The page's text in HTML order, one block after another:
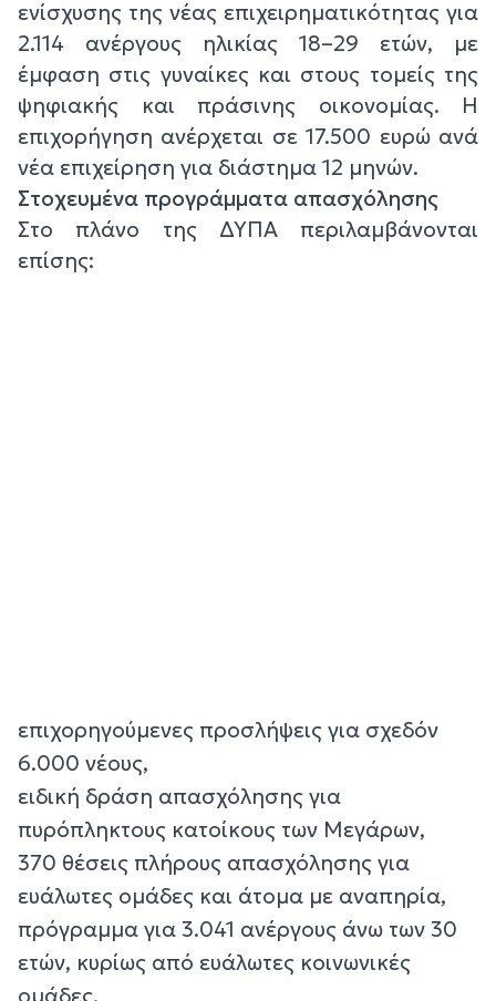
ενίσχυσης της νέας επιχειρηματικότητας για
2.114 ανέργους ηλικίας 18–29 ετών, με
έμφαση στις γυναίκες και στους τομείς της
ψηφιακής και πράσινης οικονομίας. Η
επιχορήγηση ανέρχεται σε 17.500 ευρώ ανά
νέα επιχείρηση για διάστημα 12 μηνών.
Στοχευμένα προγράμματα απασχόλησης
Στο πλάνο της ΔΥΠΑ περιλαμβάνονται
επίσης:
επιχορηγούμενες προσλήψεις για σχεδόν
6.000 νέους,
ειδική δράση απασχόλησης για
πυρόπληκτους κατοίκους των Μεγάρων,
370 θέσεις πλήρους απασχόλησης για
ευάλωτες ομάδες και άτομα με αναπηρία,
πρόγραμμα για 3.041 ανέργους άνω των 30
ετών, κυρίως από ευάλωτες κοινωνικές